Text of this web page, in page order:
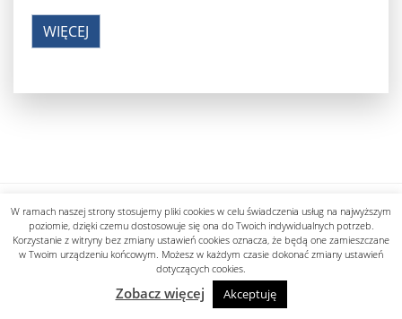
WIĘCEJ
designed by know-line.pl
W ramach naszej strony stosujemy pliki cookies w celu świadczenia usług na najwyższym
poziomie, dzięki czemu dostosowuje się ona do Twoich indywidualnych potrzeb.
Korzystanie z witryny bez zmiany ustawień cookies oznacza, że będą one zamieszczane
w Twoim urządzeniu końcowym. Możesz w każdym czasie dokonać zmiany ustawień
dotyczących cookies.
Zobacz więcej Akceptuję